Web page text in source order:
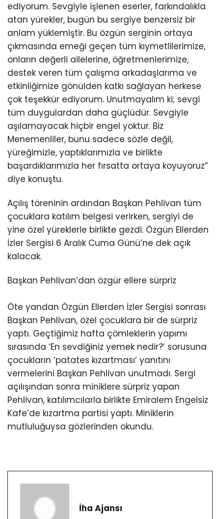
ediyorum. Sevgiyle işlenen eserler, farkındalıkla
atan yürekler, bugün bu sergiye benzersiz bir
anlam yüklemiştir. Bu özgün serginin ortaya
çıkmasında emeği geçen tüm kıymetlilerimize,
onların değerli ailelerine, öğretmenlerimize,
destek veren tüm çalışma arkadaşlarıma ve
etkinliğimize gönülden katkı sağlayan herkese
çok teşekkür ediyorum. Unutmayalım ki; sevgi
tüm duygulardan daha güçlüdür. Sevgiyle
aşılamayacak hiçbir engel yoktur. Biz
Menemenliler, bunu sadece sözle değil,
yüreğimizle, yaptıklarımızla ve birlikte
başardıklarımızla her fırsatta ortaya koyuyoruz”
diye konuştu.
Açılış töreninin ardından Başkan Pehlivan tüm
çocuklara katılım belgesi verirken, sergiyi de
yine özel yüreklerle birlikte gezdi. Özgün Ellerden
İzler Sergisi 6 Aralık Cuma Günü’ne dek açık
kalacak.
Başkan Pehlivan’dan özgür ellere sürpriz
Öte yandan Özgün Ellerden İzler Sergisi sonrası
Başkan Pehlivan, özel çocuklara bir de sürpriz
yaptı. Geçtiğimiz hafta çömleklerin yapımı
sırasında ‘En sevdiğiniz yemek nedir?’ sorusuna
çocukların ‘patates kızartması’ yanıtını
vermelerini Başkan Pehlivan unutmadı. Sergi
açılışından sonra miniklere sürpriz yapan
Pehlivan, katılımcılarla birlikte Emiralem Engelsiz
Kafe’de kızartma partisi yaptı. Miniklerin
mutluluğuysa gözlerinden okundu.
İha Ajansı